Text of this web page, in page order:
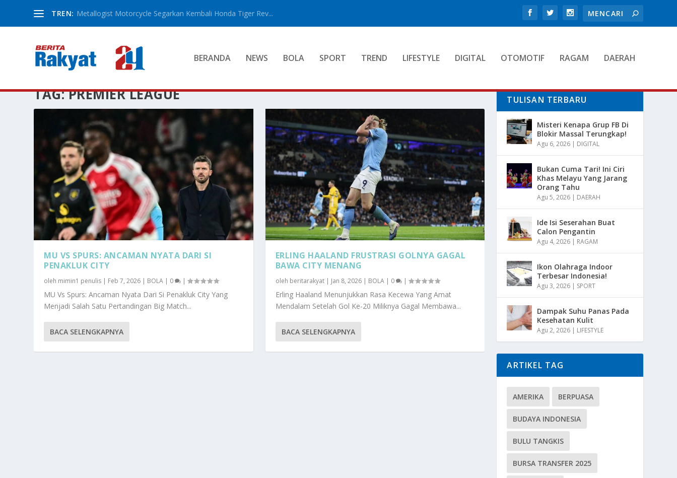
TREN: Metallogist Motorcycle Segarkan Kembali Honda Tiger Rev...
BERANDA NEWS BOLA SPORT TREND LIFESTYLE DIGITAL OTOMOTIF RAGAM DAERAH
TAG:PREMIER LEAGUE
MU VS SPURS: ANCAMAN NYATA DARI SI
PENAKLUK CITY
oleh mimin1 penulis | Feb 7, 2026 | BOLA | 0 |
MU Vs Spurs: Ancaman Nyata Dari Si Penakluk City Yang
Menjadi Salah Satu Pertandingan Big Match...
BACA SELENGKAPNYA
ERLING HAALAND FRUSTRASI GOLNYA GAGAL
BAWA CITY MENANG
oleh beritarakyat| Jan 8, 2026| BOLA| 0 |
Erling Haaland Menunjukkan Rasa Kecewa Yang Amat
Mendalam Setelah Gol Ke-20 Miliknya Gagal Membawa...
BACA SELENGKAPNYA
TULISAN TERBARU
Misteri Kenapa Grup FB Di
Blokir Massal Terungkap!
Agu 6, 2026 | DIGITAL
Bukan Cuma Tari! Ini Ciri
Khas Melayu Yang Jarang
Orang Tahu
Agu 5, 2026 | DAERAH
Ide Isi Seserahan Buat
Calon Pengantin
Agu 4, 2026 | RAGAM
Ikon Olahraga Indoor
Terbesar Indonesia!
Agu 3, 2026 | SPORT
Dampak Suhu Panas Pada
Kesehatan Kulit
Agu 2, 2026 | LIFESTYLE
ARTIKEL TAG
AMERIKA BERPUASA
BUDAYA INDONESIA
BULU TANGKIS
BURSA TRANSFER 2025